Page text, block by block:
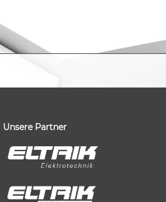
Unsere Partner